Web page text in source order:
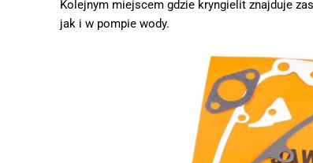
Kolejnym miejscem gdzie kryngielit znajduje
jak i w pompie wody.